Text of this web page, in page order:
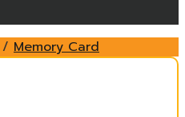
/ Memory Card